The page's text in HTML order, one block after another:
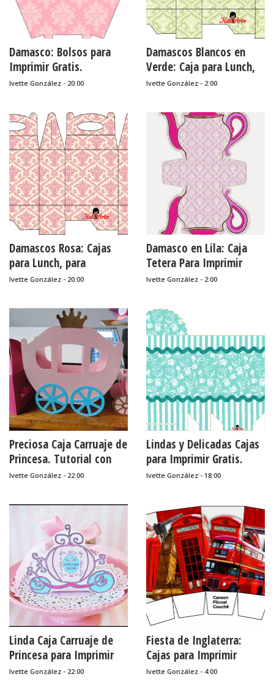
Damasco: Bolsos para
Imprimir Gratis.
Ivette González - 20:00
Damascos Blancos en
Verde: Caja para Lunch,
para Imprimir Gratis.
Ivette González - 2:00
Damascos Rosa: Cajas
para Lunch, para
Imprimir Gratis.
Ivette González - 20:00
Damasco en Lila: Caja
Tetera Para Imprimir
Gratis.
Ivette González - 2:00
Preciosa Caja Carruaje de
Princesa. Tutorial con
Plantilla.
Ivette González - 22:00
Lindas y Delicadas Cajas
para Imprimir Gratis.
Ivette González - 18:00
Linda Caja Carruaje de
Princesa para Imprimir
Gratis.
Ivette González - 22:00
Fiesta de Inglaterra:
Cajas para Imprimir
Gratis.
Ivette González - 4:00